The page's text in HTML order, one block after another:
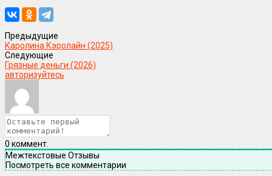
Предыдущие
Каролина Кэролайн (2025)
Следующие
Грязные деньги (2026)
авторизуйтесь
0 коммент.
Межтекстовые Отзывы
Посмотреть все комментарии